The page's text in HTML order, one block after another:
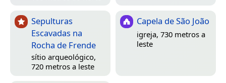
Sepulturas
Escavadas na
Rocha de Frende
sítio arqueológico,
720 metros a leste
Capela de São João
igreja, 730 metros a
leste